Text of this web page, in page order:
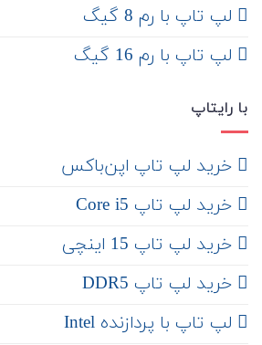
لپ تاپ با رم 8 گیگ
لپ تاپ با رم 16 گیگ
با رایتاپ
‌ خرید لپ تاپ اپن‌باکس
خرید لپ تاپ Core i5
‌‌ خرید لپ تاپ 15 اینچی
خرید لپ تاپ DDR5
لپ تاپ با پردازنده Intel